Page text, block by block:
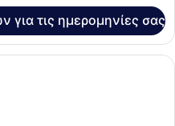
για τις ημερομηνίες σας
Ένα σύγχρονο δωμάτιο